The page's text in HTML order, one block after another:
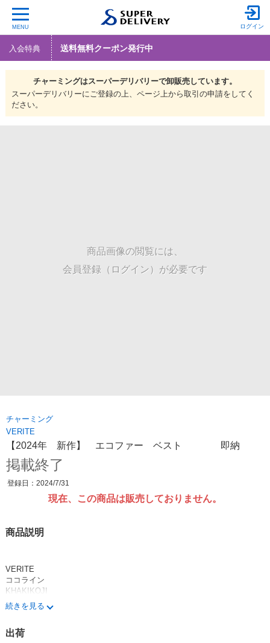
MENU ログイン
入会特典 送料無料クーポン発行中
チャーミングはスーパーデリバリーで卸販売しています。
スーパーデリバリーにご登録の上、ページ上から取引の申請をしてく
ださい。
商品画像の閲覧には、
会員登録（ログイン）が必要です
チャーミング
VERITE
【2024年 新作】 エコファー ベスト 即納
掲載終了
登録日：2024/7/31
現在、この商品は販売しておりません。
商品説明
VERITE
ココライン
KHAKIKOJI
KOCOLINE
CHARMING
続きを見る
出荷